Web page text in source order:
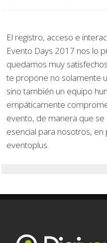
El registro, acceso e
Evento Days 2017 nos lo
quedamos muy
te propone no solamente
sino también un equipo
empáticamente
evento, de manera que
esencial para nosotros,
eventoplus.